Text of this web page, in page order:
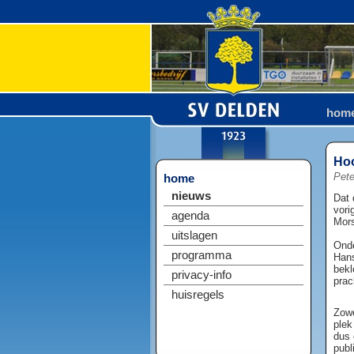
home
nieuws
agenda
uitslagen
programma
privacy-info
huisregels
Dat
dus